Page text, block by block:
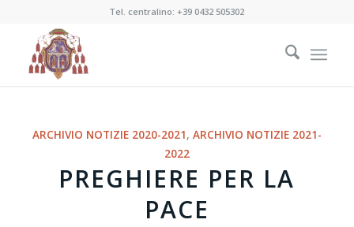
Tel. centralino:+39 0432 505302
ARCHIVIO NOTIZIE 2020-2021, ARCHIVIO NOTIZIE 2021-
2022
PREGHIERE PER LA
PACE